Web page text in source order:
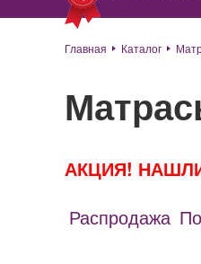
Главная Каталог
АКЦИЯ!
Распродажа